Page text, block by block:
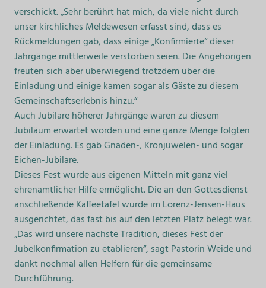
verschickt. „Sehr berührt hat mich, da viele nicht durch
unser kirchliches Meldewesen erfasst sind, dass es
Rückmeldungen gab, dass einige „Konfirmierte“ dieser
Jahrgänge mittlerweile verstorben seien. Die Angehörigen
freuten sich aber überwiegend trotzdem über die
Einladung und einige kamen sogar als Gäste zu diesem
Gemeinschaftserlebnis hinzu.“
Auch Jubilare höherer Jahrgänge waren zu diesem
Jubiläum erwartet worden und eine ganze Menge folgten
der Einladung. Es gab Gnaden-, Kronjuwelen- und sogar
Eichen-Jubilare.
Dieses Fest wurde aus eigenen Mitteln mit ganz viel
ehrenamtlicher Hilfe ermöglicht. Die an den Gottesdienst
anschließende Kaffeetafel wurde im Lorenz-Jensen-Haus
ausgerichtet, das fast bis auf den letzten Platz belegt war.
„Das wird unsere nächste Tradition, dieses Fest der
Jubelkonfirmation zu etablieren“, sagt Pastorin Weide und
dankt nochmal allen Helfern für die gemeinsame
Durchführung.